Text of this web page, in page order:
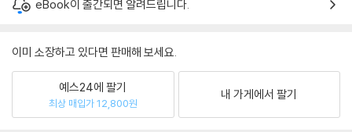
eBook이 출간되면 알려드립니다.
이미 소장하고 있다면 판매해 보세요.
예스24에 팔기
최상 매입가 12,800원
내 가게에서 팔기